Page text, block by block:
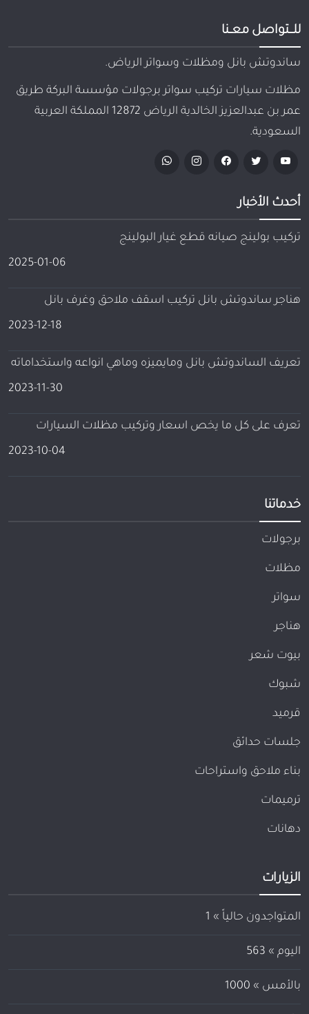
للـــتواصل معــنا
ساندوتش بانل ومظلات وسواتر الرياض.
مظلات سيارات تركيب سواتر برجولات مؤسسة البركة طريق
عمر بن عبدالعزيز الخالدية الرياض 12872 المملكة العربية
السعودية.
أحدث الأخبار
تركيب بولينج صيانه قطع غيار البولينج
2025-01-06
هناجر ساندوتش بانل تركيب اسقف ملاحق وغرف بانل
2023-12-18
تعريف الساندوتش بانل ومايميزه وماهي انواعه واستخداماته
2023-11-30
تعرف على كل ما يخص اسعار وتركيب مظلات السيارات
2023-10-04
خدماتنا
برجولات
مظلات
سواتر
هناجر
بيوت شعر
شبوك
قرميد
جلسات حدائق
بناء ملاحق واستراحات
ترميمات
دهانات
الزيارات
المتواجدون حالياً » 1
اليوم » 563
بالأمس » 1000